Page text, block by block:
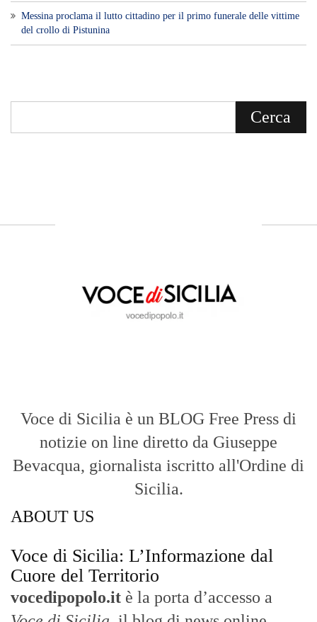
Messina proclama il lutto cittadino per il primo funerale delle vittime
del crollo di Pistunina
Voce di Sicilia è un BLOG Free Press di
notizie on line diretto da Giuseppe
Bevacqua, giornalista iscritto all'Ordine di
Sicilia.
ABOUT US
Voce di Sicilia: L’Informazione dal
Cuore del Territorio
vocedipopolo.it è la porta d’accesso a